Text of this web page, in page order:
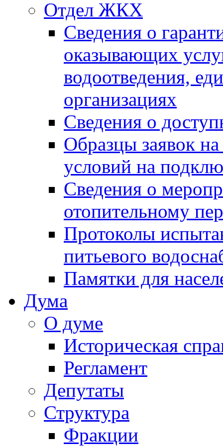
Отдел ЖКХ
Сведения о
оказывающих
водоотведения,
организациях
Сведения о
Образцы заявок
условий на
Сведения о
отопительному
Протоколы
питьевого
Памятки для
Дума
О думе
Историческая
Регламент
Депутаты
Структура
Фракции